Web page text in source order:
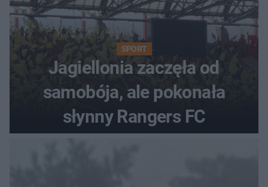
SPORT
Jagiellonia zaczęła od
samobója, ale pokonała
słynny Rangers FC